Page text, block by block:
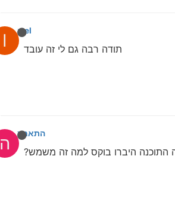
I israel
תודה רבה גם לי זה עובד
ההתאחדות
התוכנה היברו בוקס למה זה משמש?